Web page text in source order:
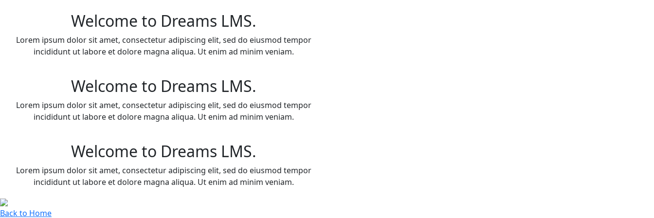
Welcome to Dreams LMS.
Lorem ipsum dolor sit amet, consectetur adipiscing elit, sed do eiusmod tempor
incididunt ut labore et dolore magna aliqua. Ut enim ad minim veniam.
Welcome to Dreams LMS.
Lorem ipsum dolor sit amet, consectetur adipiscing elit, sed do eiusmod tempor
incididunt ut labore et dolore magna aliqua. Ut enim ad minim veniam.
Welcome to Dreams LMS.
Lorem ipsum dolor sit amet, consectetur adipiscing elit, sed do eiusmod tempor
incididunt ut labore et dolore magna aliqua. Ut enim ad minim veniam.
Back to Home